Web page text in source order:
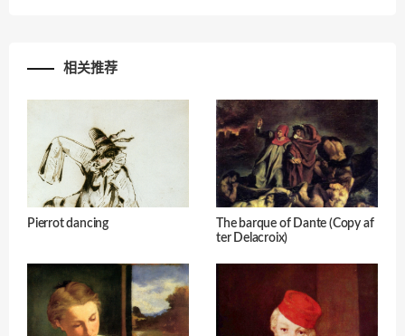
相关推荐
Pierrot dancing
The barque of Dante (Copy af
ter Delacroix)